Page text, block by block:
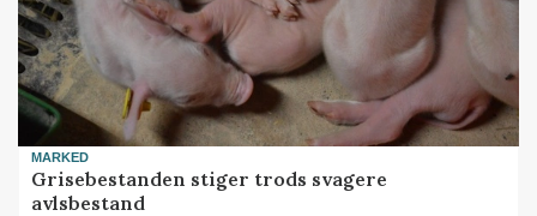
MARKED
Grisebestanden stiger trods svagere
avlsbestand